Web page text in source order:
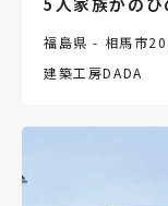
福島県 - 相馬市
建築工房DADA